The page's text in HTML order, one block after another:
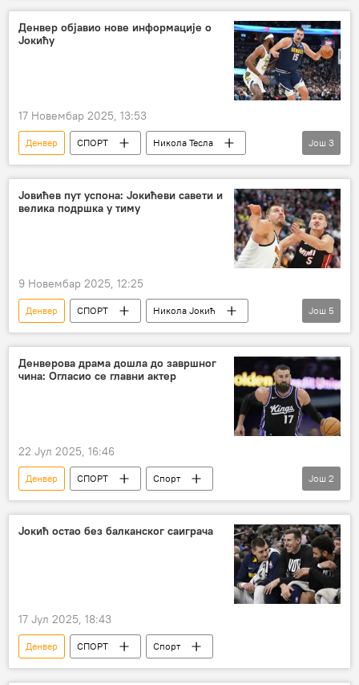
Денвер објавио нове информације о
Јокићу
17 Новембар 2025, 13:53
Денвер СПОРТ
Никола Тесла
НБА у бојама Србије
Спорт
Кошарка
Још 3
Јовићев пут успона: Јокићеви савети и
велика подршка у тиму
9 Новембар 2025, 12:25
Денвер СПОРТ
Никола Јокић
Никола Јовић
Мајами
НБА у бојама Србије
Спорт
Кошарка
Још 5
Денверова драма дошла до завршног
чина: Огласио се главни актер
22 Јул 2025, 16:46
Денвер СПОРТ
Спорт
НБА у бојама Србије
Кошарка
Још 2
Јокић остао без балканског саиграча
17 Јул 2025, 18:43
Денвер СПОРТ Спорт